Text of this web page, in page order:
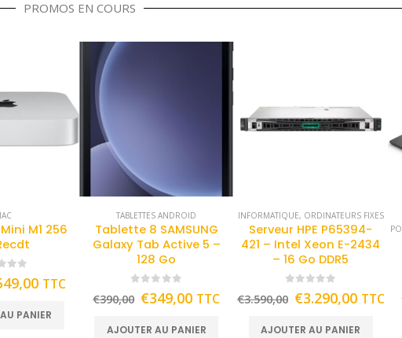
PROMOS EN COURS
M1 256
TTC
PANIER
TABLETTES ANDROID
Tablette 8 SAMSUNG
Galaxy Tab Active 5 –
128 Go
€390,00 €349,00 TTC
AJOUTER AU PANIER
INFORMATIQUE, ORDINATEURS FIXES
Serveur HPE P65394-
421 – Intel Xeon E-2434
– 16 Go DDR5
€3.590,00 €3.290,00 TTC
AJOUTER AU PANIER